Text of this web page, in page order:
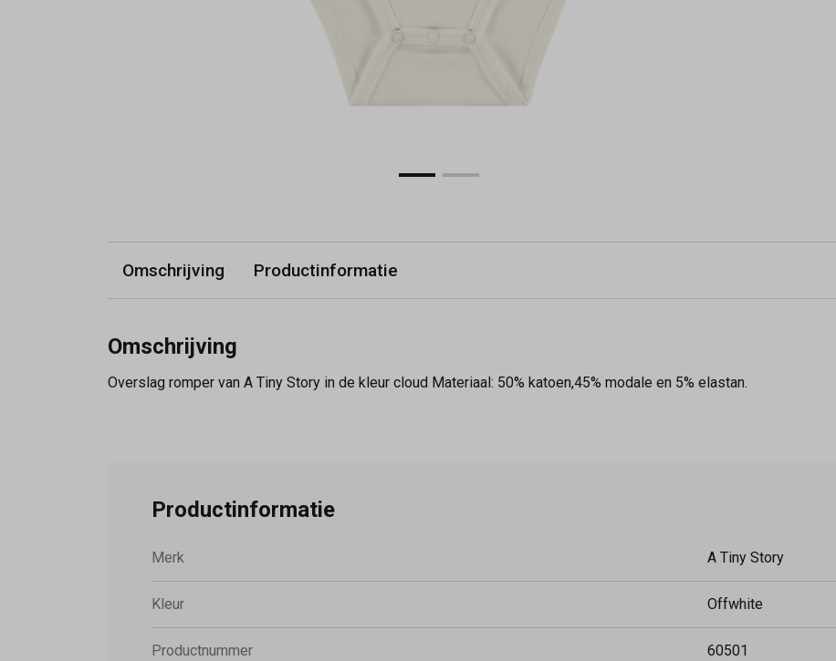
Omschrijving Productinformatie
Omschrijving
Overslag romper van A Tiny Story in de kleur cloud Materiaal: 50% katoen,45% modale en 5% elastan.
Productinformatie
Merk A Tiny Story
Kleur Offwhite
Productnummer 60501